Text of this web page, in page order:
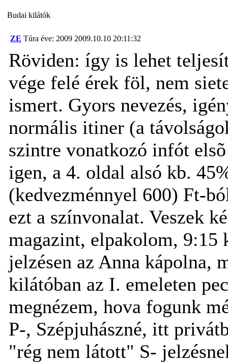
Budai kilátók
ZE Túra éve: 2009 2009.10.10 20:11:32
Röviden: így is lehet
vége felé érek föl, nem
ismert. Gyors nevezés,
normális itiner (a
szintre vonatkozó infót
igen, a 4. oldal alsó kb.
(kedvezménnyel 600) Ft-
ezt a színvonalat. Veszek
magazint, elpakolom,
jelzésen az Anna kápolna,
kilátóban az I. emeleten
megnézem, hova fogunk
P-, Szépjuhászné, itt
"rég nem látott" S-